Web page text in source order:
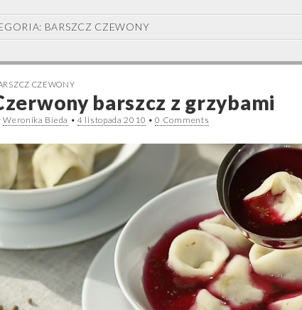
BARSZCZ CZEWONY
CZEWONY
barszcz z grzybami
Weronika Bieda •4 listopada 2010 •0 Comments